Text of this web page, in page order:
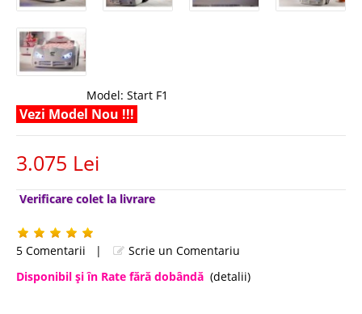
Model: Start F1
Vezi Model Nou !!!
3.075 Lei
Verificare colet la livrare
5 Comentarii |
Scrie un Comentariu
Disponibil şi în Rate fără dobândă (detalii)